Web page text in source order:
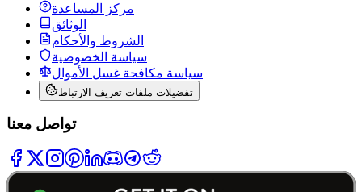
مركز المساعدة
الوثائق
الشروط والأحكام
سياسة الخصوصية
سياسة مكافحة غسل الأموال
تفضيلات ملفات تعريف الارتباط
تواصل معنا